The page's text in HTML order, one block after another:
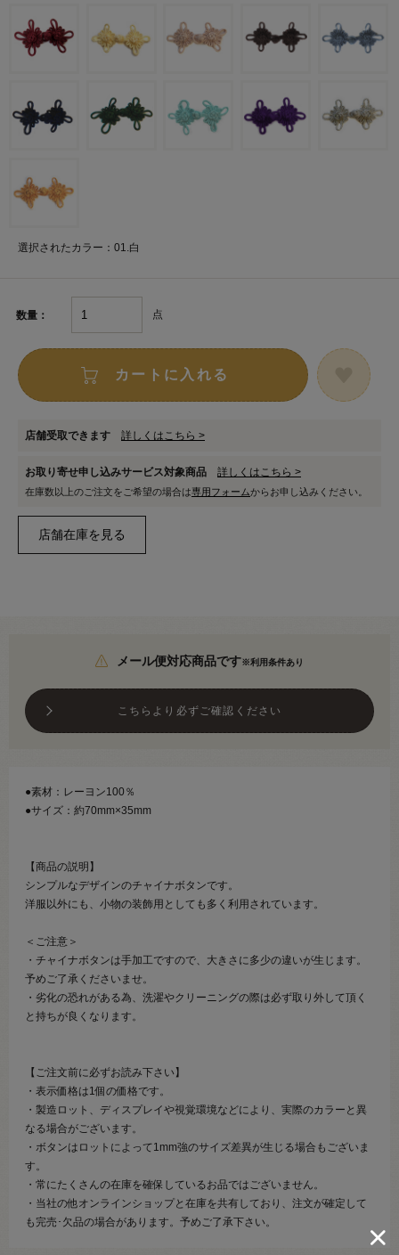
選択されたカラー：01.白
数量： 点
カートに入れる
店舗受取できます 詳しくはこちら >
お取り寄せ申し込みサービス対象商品 詳しくはこちら >
在庫数以上のご注文をご希望の場合は専用フォームからお申し込みください。
メール便対応商品です※利用条件あり
こちらより必ずご確認ください
●素材：レーヨン100％
●サイズ：約70mm×35mm
【商品の説明】
シンプルなデザインのチャイナボタンです。
洋服以外にも、小物の装飾用としても多く利用されています。
＜ご注意＞
・チャイナボタンは手加工ですので、大きさに多少の違いが生じます。
予めご了承くださいませ。
・劣化の恐れがある為、洗濯やクリーニングの際は必ず取り外して頂く
と持ちが良くなります。
【ご注文前に必ずお読み下さい】
・表示価格は1個の価格です。
・製造ロット、ディスプレイや視覚環境などにより、実際のカラーと異
なる場合がございます。
・ボタンはロットによって1mm強のサイズ差異が生じる場合もございま
す。
・常にたくさんの在庫を確保しているお品ではございません。
・当社の他オンラインショップと在庫を共有しており、注文が確定して
も完売･欠品の場合があります。予めご了承下さい。